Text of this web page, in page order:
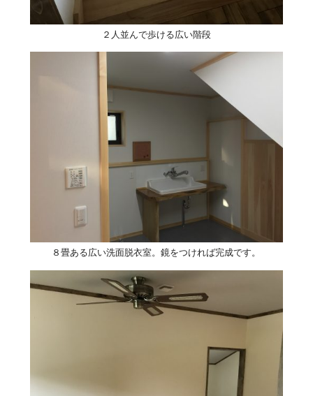
２人並んで歩ける広い階段
８畳ある広い洗面脱衣室。鏡をつければ完成です。